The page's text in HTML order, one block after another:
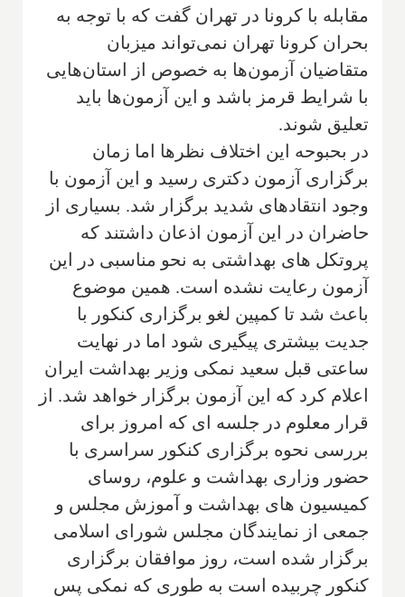
مقابله با کرونا در تهران گفت که با توجه به
بحران کرونا تهران نمی‌تواند میزبان
متقاضیان آزمون‌ها به خصوص از استان‌هایی
با شرایط قرمز باشد و این آزمون‌ها باید
تعلیق شوند.
در بحبوحه این اختلاف نظرها اما زمان
برگزاری آزمون دکتری رسید و این آزمون با
وجود انتقادهای شدید برگزار شد. بسیاری از
حاضران در این آزمون اذعان داشتند که
پروتکل های بهداشتی به نحو مناسبی در این
آزمون رعایت نشده است. همین موضوع
باعث شد تا کمپین لغو برگزاری کنکور با
جدیت بیشتری پیگیری شود اما در نهایت
ساعتی قبل سعید نمکی وزیر بهداشت ایران
اعلام کرد که این آزمون برگزار خواهد شد. از
قرار معلوم در جلسه ای که امروز برای
بررسی نحوه برگزاری کنکور سراسری با
حضور وزاری بهداشت و علوم، روسای
کمیسیون های بهداشت و آموزش مجلس و
جمعی از نمایندگان مجلس شورای اسلامی
برگزار شده است، روز موافقان برگزاری
کنکور چربیده است به طوری که نمکی پس